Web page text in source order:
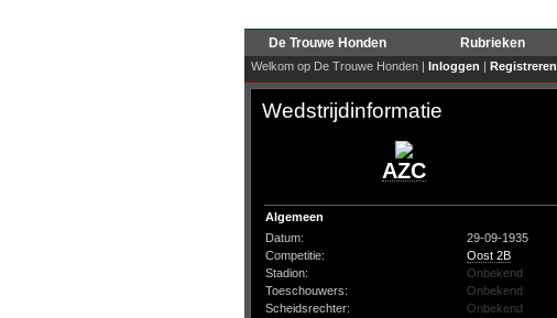
De Trouwe Honden Rubrieken
Welkom op De Trouwe Honden | Inloggen | Registreren
Wedstrijdinformatie
AZC
Algemeen
Datum:
29-09-1935
Competitie:
Oost 2B
Stadion:
Onbekend
Toeschouwers:
Onbekend
Scheidsrechter:
Onbekend